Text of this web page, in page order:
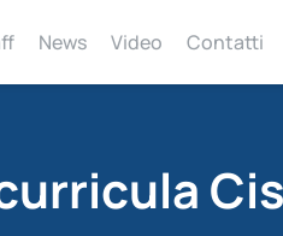
News Video Contatti